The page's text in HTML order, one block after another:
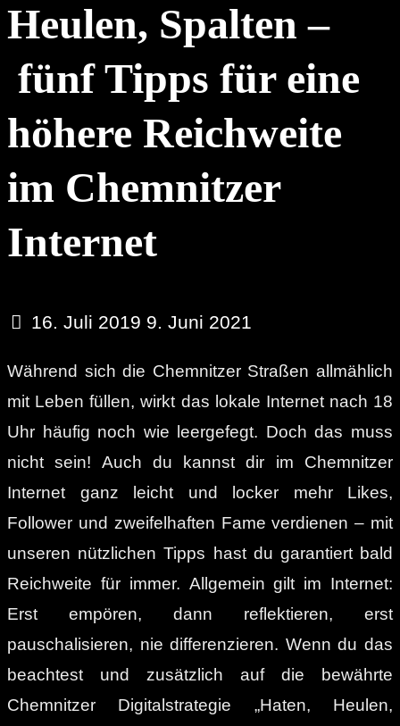
Heulen, Spalten –
fünf Tipps für eine
höhere Reichweite
im Chemnitzer
Internet
16. Juli 2019 9. Juni 2021
Während sich die Chemnitzer Straßen allmählich
mit Leben füllen, wirkt das lokale Internet nach 18
Uhr häufig noch wie leergefegt. Doch das muss
nicht sein! Auch du kannst dir im Chemnitzer
Internet ganz leicht und locker mehr Likes,
Follower und zweifelhaften Fame verdienen – mit
unseren nützlichen Tipps hast du garantiert bald
Reichweite für immer. Allgemein gilt im Internet:
Erst empören, dann reflektieren, erst
pauschalisieren, nie differenzieren. Wenn du das
beachtest und zusätzlich auf die bewährte
Chemnitzer Digitalstrategie „Haten, Heulen,